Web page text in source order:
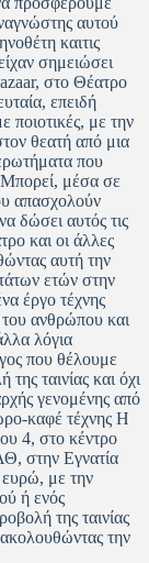
αυτού
καιτις
σημειώσει
στο Θέατρο
επειδή
ποιοτικές, με την
θεατή από μια
που
Μπορεί, μέσα σε
απασχολούν
δώσει αυτός τις
και οι άλλες
αυτή την
ετών στην
έργο τέχνης
του ανθρώπου και
λόγια
που θέλουμε
ταινίας και όχι
γενομένης από
καφέ τέχνης Η
4, στο κέντρο
στην Εγνατία
ευρώ, με την
ή ενός
της ταινίας
την